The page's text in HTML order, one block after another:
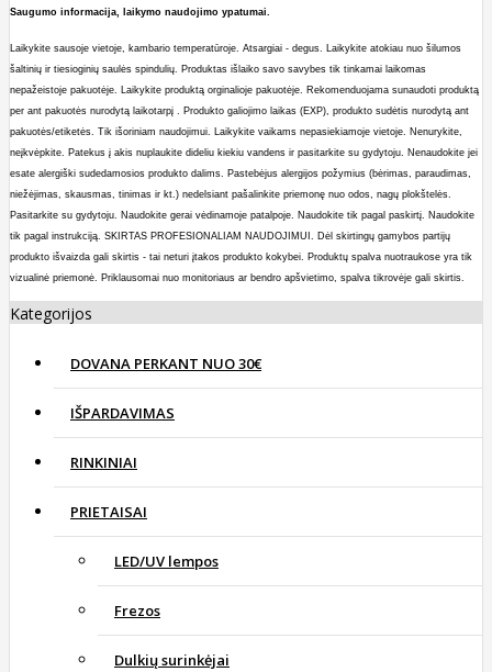
Saugumo informacija, laikymo naudojimo ypatumai.
Laikykite sausoje vietoje, kambario temperatūroje. Atsargiai - degus. Laikykite atokiau nuo šilumos
šaltinių ir tiesioginių saulės spindulių. Produktas išlaiko savo savybes tik tinkamai laikomas
nepažeistoje pakuotėje. Laikykite produktą orginalioje pakuotėje. Rekomenduojama sunaudoti produktą
per ant pakuotės nurodytą laikotarpį . Produkto galiojimo laikas (EXP), produkto sudėtis nurodytą ant
pakuotės/etiketės. Tik išoriniam naudojimui. Laikykite vaikams nepasiekiamoje vietoje. Nenurykite,
neįkvėpkite. Patekus į akis nuplaukite dideliu kiekiu vandens ir pasitarkite su gydytoju. Nenaudokite jei
esate alergiški sudedamosios produkto dalims. Pastebėjus alergijos požymius (bėrimas, paraudimas,
niežėjimas, skausmas, tinimas ir kt.) nedelsiant pašalinkite priemonę nuo odos, nagų plokštelės.
Pasitarkite su gydytoju. Naudokite gerai vėdinamoje patalpoje. Naudokite tik pagal paskirtį. Naudokite
tik pagal instrukciją. SKIRTAS PROFESIONALIAM NAUDOJIMUI. Dėl skirtingų gamybos partijų
produkto išvaizda gali skirtis - tai neturi įtakos produkto kokybei. Produktų spalva nuotraukose yra tik
vizualinė priemonė. Priklausomai nuo monitoriaus ar bendro apšvietimo, spalva tikrovėje gali skirtis.
Kategorijos
DOVANA PERKANT NUO 30€
IŠPARDAVIMAS
RINKINIAI
PRIETAISAI
LED/UV lempos
Frezos
Dulkių surinkėjai